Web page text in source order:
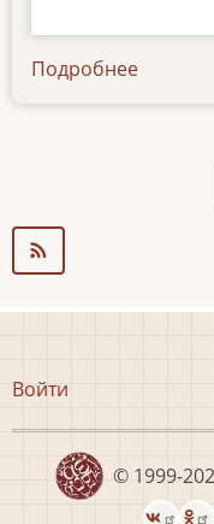
Подробнее
страниц
Меню
пользователя
Войти
© 1999-